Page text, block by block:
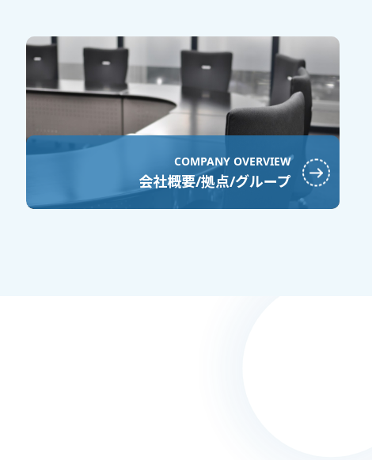
COMPANY OVERVIEW
会社概要/拠点/グループ